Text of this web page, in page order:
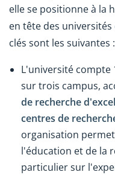
elle se positionne à la
en tête des universités
clés sont les suivantes :
L'université compte
sur trois campus,
de recherche
centres de
organisation
l'éducation et de la
particulier sur